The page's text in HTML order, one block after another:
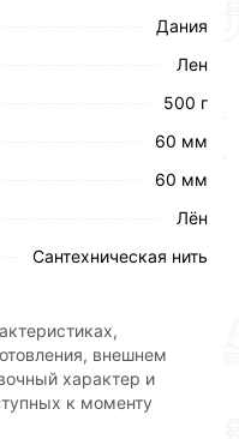
кликните
или нажмите на
Лен
действительны
Дания
Лен
500 г
60 мм
60 мм
Лён
Сантехническая нить
внешнем
характер и
к моменту